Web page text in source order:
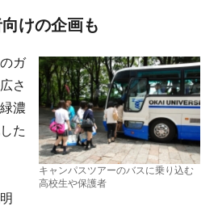
けの企画も
キャンパスツアーのバスに乗り込む
高校生や保護者
ガ
さ
濃
た